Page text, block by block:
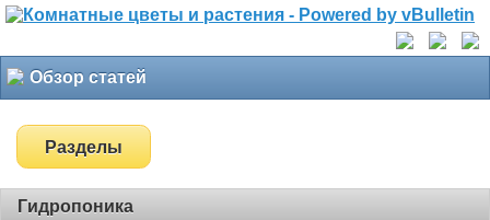
Обзор статей
Разделы
Гидропоника